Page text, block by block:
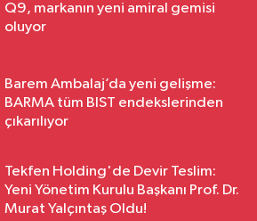
Q9, markanın yeni amiral gemisi
oluyor
Barem Ambalaj’da yeni gelişme:
BARMA tüm BIST endekslerinden
çıkarılıyor
Tekfen Holding'de Devir Teslim:
Yeni Yönetim Kurulu Başkanı Prof. Dr.
Murat Yalçıntaş Oldu!